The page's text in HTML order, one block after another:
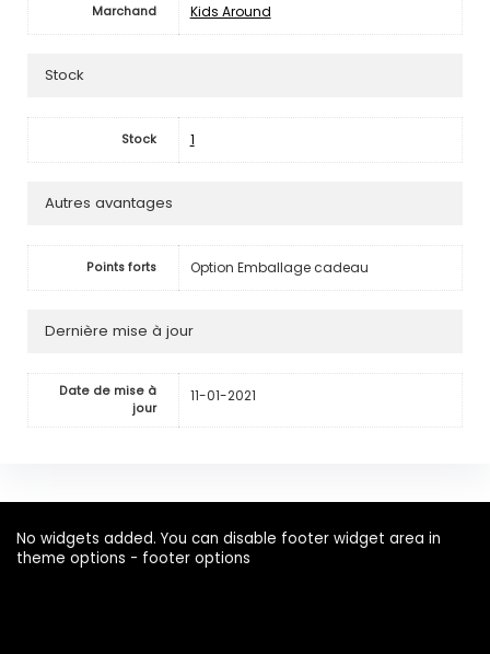
Marchand Kids Around
Stock
Stock 1
Autres avantages
Points forts Option Emballage cadeau
Dernière mise à jour
Date de mise à
jour
11-01-2021
No widgets added. You can disable footer widget area in
theme options - footer options